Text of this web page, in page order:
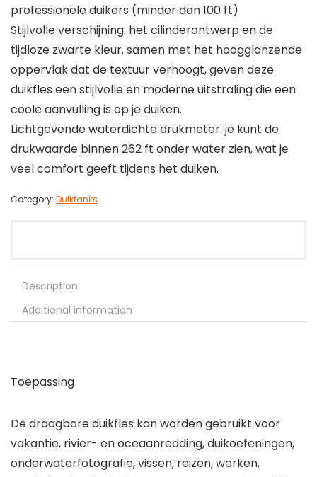
professionele duikers (minder dan 100 ft)
Stijlvolle verschijning: het cilinderontwerp en de
tijdloze zwarte kleur, samen met het hoogglanzende
oppervlak dat de textuur verhoogt, geven deze
duikfles een stijlvolle en moderne uitstraling die een
coole aanvulling is op je duiken.
Lichtgevende waterdichte drukmeter: je kunt de
drukwaarde binnen 262 ft onder water zien, wat je
veel comfort geeft tijdens het duiken.
Category: Duiktanks
Description
Additional information
Toepassing
De draagbare duikfles kan worden gebruikt voor
vakantie, rivier- en oceaanredding, duikoefeningen,
onderwaterfotografie, vissen, reizen, werken,